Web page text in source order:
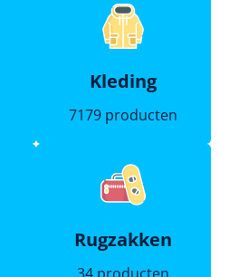
Kleding
7179 producten
Rugzakken